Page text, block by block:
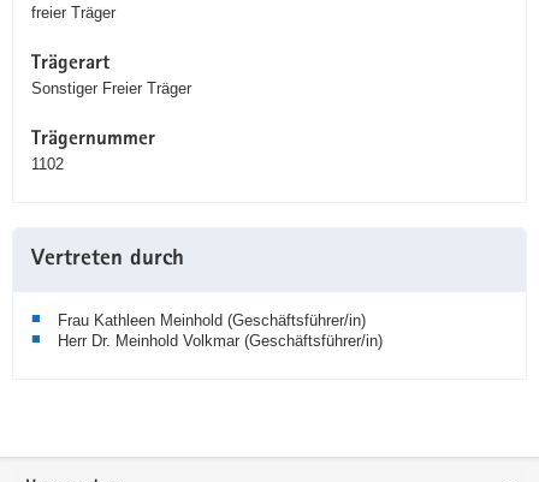
freier Träger
Trägerart
Sonstiger Freier Träger
Trägernummer
1102
Vertreten durch
Frau Kathleen Meinhold (Geschäftsführer/in)
Herr Dr. Meinhold Volkmar (Geschäftsführer/in)
Service